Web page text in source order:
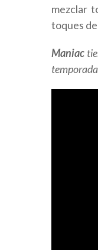
mezclar
toques
Maniac